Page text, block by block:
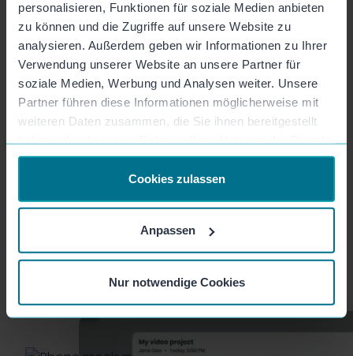
personalisieren, Funktionen für soziale Medien anbieten
zu können und die Zugriffe auf unsere Website zu
analysieren. Außerdem geben wir Informationen zu Ihrer
Verwendung unserer Website an unsere Partner für
soziale Medien, Werbung und Analysen weiter. Unsere
Partner führen diese Informationen möglicherweise mit
weiteren Daten zusammen, die Sie ihnen bereitgestellt
haben oder die sie im Rahmen Ihrer Nutzung der Dienste
gesammelt haben.
Cookies zulassen
Anpassen
Nur notwendige Cookies
Du möchtest mehr erfahren?
Vereinbare eine persönliche Demo oder teste Mozaik
Sprich mit uns